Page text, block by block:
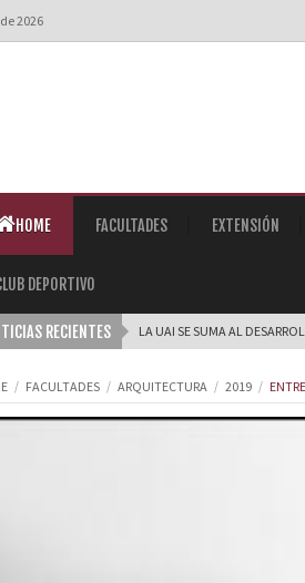
2026
HOME FACULTADES EXTENSIÓN
DEPORTIVO
RECIENTES LA UAI SE SUMA AL
FACULTADES ARQUITECTURA 2019